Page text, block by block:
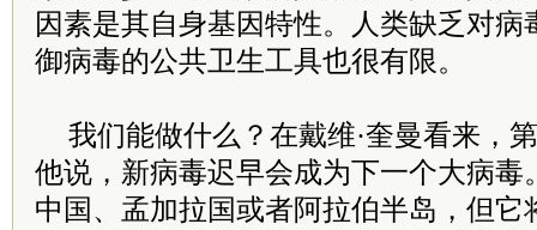
因素是其自身基因特性。人类缺乏对病
御病毒的公共卫生工具也很有限。
我们能做什么？在戴维·奎曼看来，
他说，新病毒迟早会成为下一个大病毒
中国、孟加拉国或者阿拉伯半岛，但它